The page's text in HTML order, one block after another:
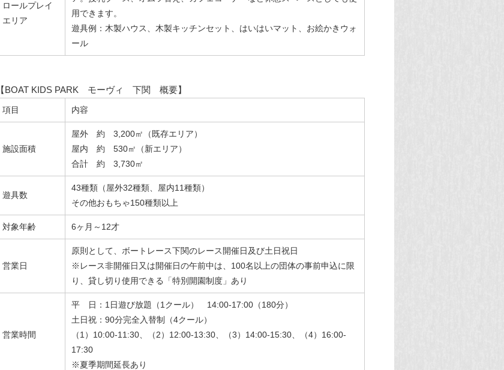
ロールプレイ
エリア
用できます。
遊具例：木製ハウス、木製キッチンセット、はいはいマット、お絵かきウォ
ール
【BOAT KIDS PARK モーヴィ 下関 概要】
項目 内容
施設面積
屋外 約 3,200㎡（既存エリア）
屋内 約 530㎡（新エリア）
合計 約 3,730㎡
遊具数
43種類（屋外32種類、屋内11種類）
その他おもちゃ150種類以上
対象年齢 6ヶ月～12才
営業日
原則として、ボートレース下関のレース開催日及び土日祝日
※レース非開催日又は開催日の午前中は、100名以上の団体の事前申込に限
り、貸し切り使用できる「特別開園制度」あり
営業時間
平 日：1日遊び放題（1クール） 14:00-17:00（180分）
土日祝：90分完全入替制（4クール）
（1）10:00-11:30、（2）12:00-13:30、（3）14:00-15:30、（4）16:00-
17:30
※夏季期間延長あり